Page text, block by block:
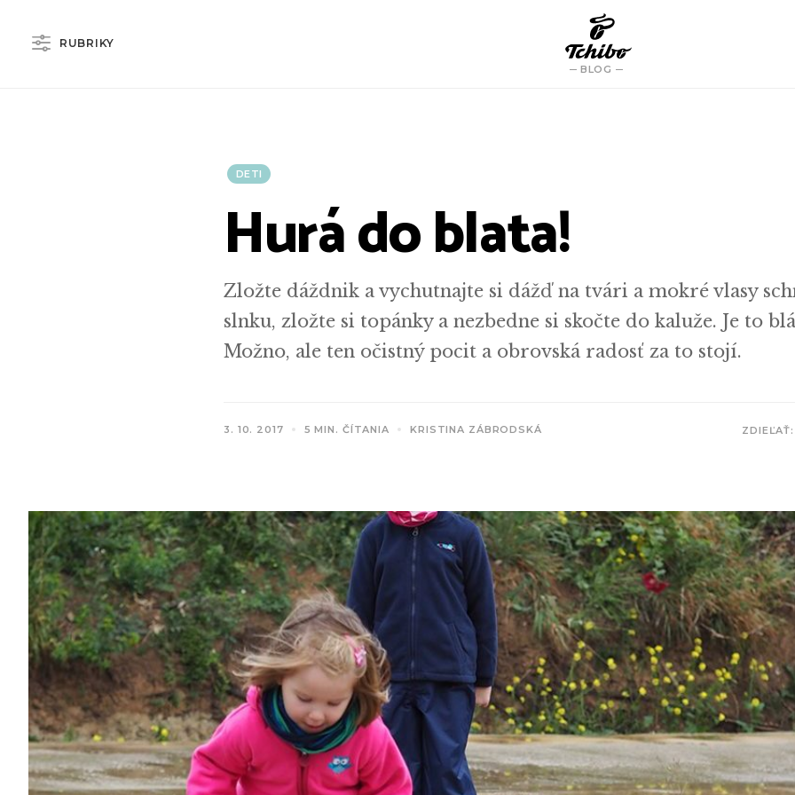
RUBRIKY
BLOG
DETI
Hurá do blata!
Zložte dáždnik a vychutnajte si dážď na tvári a mokré vlasy
slnku, zložte si topánky a nezbedne si skočte do kaluže. Je to
Možno, ale ten očistný pocit a obrovská radosť za to stojí.
3. 10. 2017 5 MIN. ČÍTANIA KRISTINA ZÁBRODSKÁ